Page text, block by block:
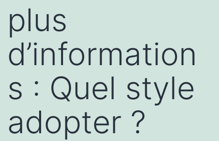
plus
d’information
s : Quel style
adopter ?